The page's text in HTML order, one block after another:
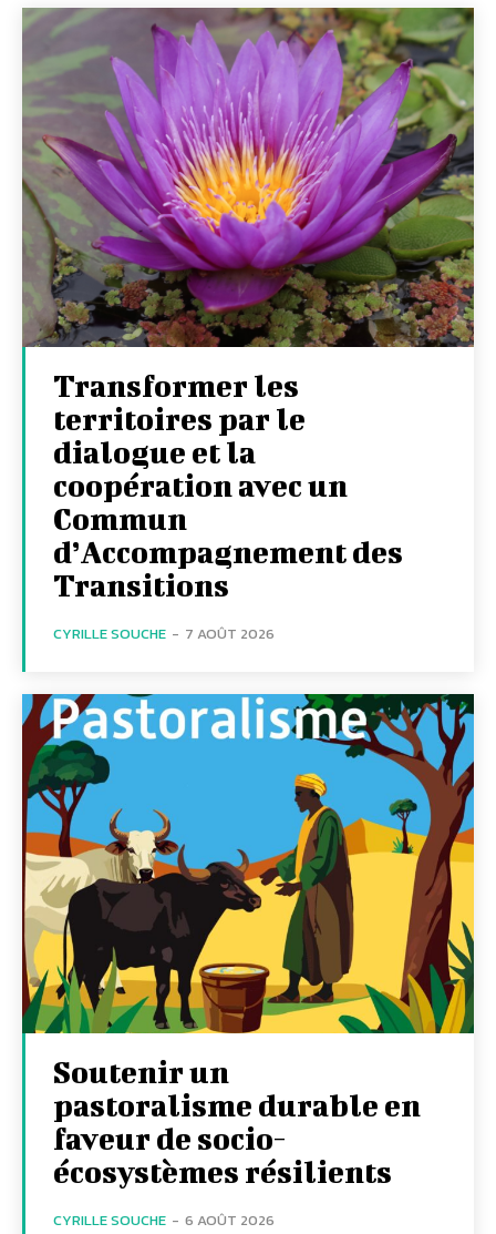
Transformer les
territoires par le
dialogue et la
coopération avec un
Commun
d’Accompagnement des
Transitions
CYRILLE SOUCHE - 7 AOÛT 2026
Soutenir un
pastoralisme durable en
faveur de socio-
écosystèmes résilients
CYRILLE SOUCHE - 6 AOÛT 2026